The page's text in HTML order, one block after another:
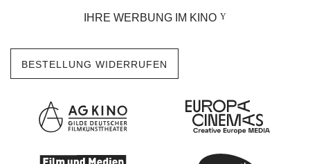
IHRE WERBUNG IM KINO
BESTELLUNG WIDERRUFEN